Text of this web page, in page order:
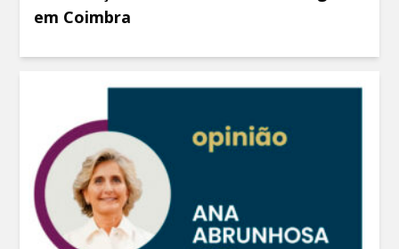
em Coimbra